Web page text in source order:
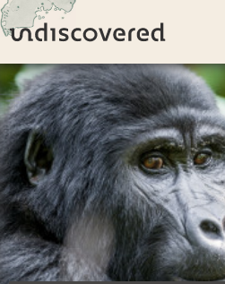
Ga naar inhoud
Undiscovered